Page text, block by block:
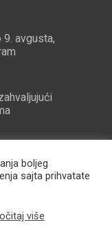
9. avgusta,
boljeg
sajta prihvatate
više